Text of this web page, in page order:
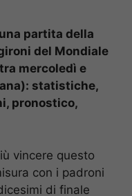
partita della
del Mondiale
mercoledì e
statistiche,
pronostico,
vincere questo
con i padroni
di finale